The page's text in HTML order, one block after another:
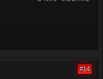
#14